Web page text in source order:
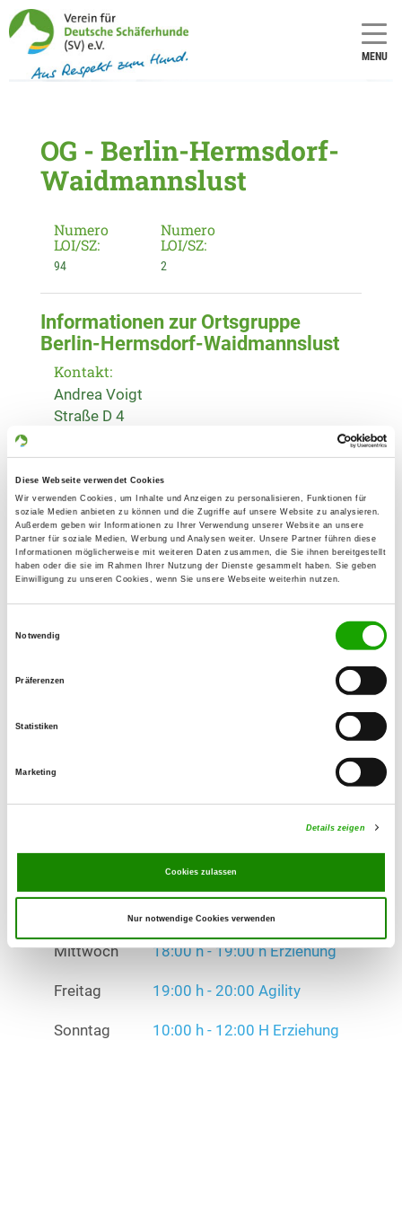
Diese Webseite verwendet Cookies
Wir verwenden Cookies, um Inhalte und Anzeigen zu personalisieren, Funktionen für
soziale Medien anbieten zu können und die Zugriffe auf unsere Website zu analysieren.
Außerdem geben wir Informationen zu Ihrer Verwendung unserer Website an unsere
Partner für soziale Medien, Werbung und Analysen weiter. Unsere Partner führen diese
Informationen möglicherweise mit weiteren Daten zusammen, die Sie ihnen bereitgestellt
haben oder die sie im Rahmen Ihrer Nutzung der Dienste gesammelt haben. Sie geben
Einwilligung zu unseren Cookies, wenn Sie unsere Webseite weiterhin nutzen.
Notwendig
Präferenzen
Statistiken
Marketing
Details zeigen
Cookies zulassen
Nur notwendige Cookies verwenden
MENU
OG - Berlin-Hermsdorf-
Waidmannslust
Numero
LOI/SZ:
94
Numero
LOI/SZ:
2
Informationen zur Ortsgruppe
Berlin-Hermsdorf-Waidmannslust
Kontakt:
Andrea Voigt
Straße D 4
Waidmannsluster Damm 85
13469 Berlin
Handy:
0177 7708175
E-Mail:
www.og-hermsdorf-waidmannslust.de
Angebot:
Freitag 19:00 h - 20:00 Agility
Sonntag 10:00 h - 12:00 H Erziehung
Übungszeiten im Winter:
Mittwoch 18:00 h - 19:00 h Erziehung
Freitag 19:00 h - 20:00 Agility
Sonntag 10:00 h - 12:00 H Erziehung